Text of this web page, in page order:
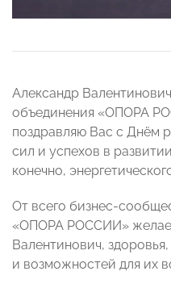
Александр
объединения «ОПОРА
поздравляю Вас с Днём
сил и успехов в
конечно,
От всего бизнес-
«ОПОРА РОССИИ»
Валентинович,
и возможностей для их